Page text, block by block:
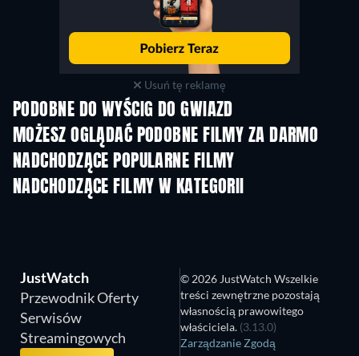
Usuń tę reklamę
PODOBNE DO WYŚCIG DO GWIAZD
MOŻESZ OGLĄDAĆ PODOBNE FILMY ZA DARMO
NADCHODZĄCE POPULARNE FILMY
NADCHODZĄCE FILMY W KATEGORII
JustWatch
Przewodnik Oferty
Serwisów
Streamingowych
© 2026 JustWatch Wszelkie
treści zewnętrzne pozostają
własnością prawowitego
właściciela. (3.13.0)
Zarządzanie Zgodą